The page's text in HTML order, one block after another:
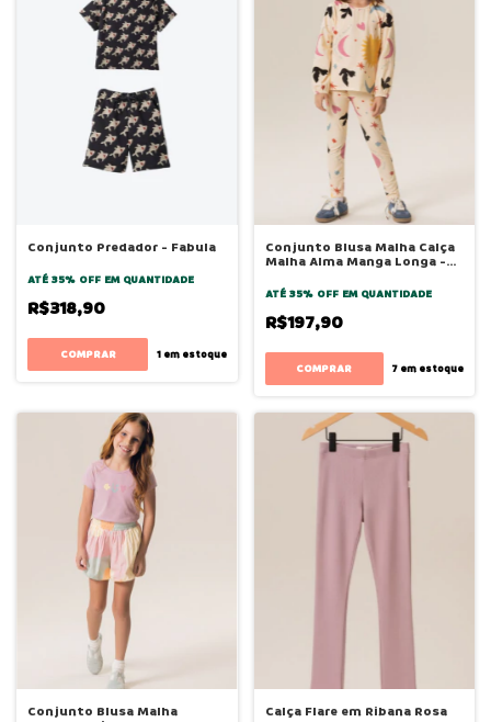
Conjunto Predador - Fabula
ATÉ 35% OFF EM QUANTIDADE
R$318,90
COMPRAR 1em estoque
Conjunto Blusa Malha Calça
Malha Alma Manga Longa -
ATÉ 35% OFF EM QUANTIDADE
R$197,90
COMPRAR 7 em estoque
Conjunto Blusa Malha Calça Flare em Ribana Rosa